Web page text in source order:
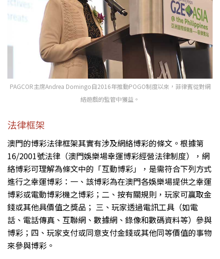
PAGCOR主席Andrea Domingo自2016年推動POGO制度以來，菲律賓從對網
絡遊戲的監管中獲益。
法律框架
澳門的博彩法律框架其實有涉及網絡博彩的條文。根據第
16/2001號法律（澳門娛樂場幸運博彩經營法律制度），網
絡博彩可理解為條文中的「互動博彩」，是需符合下列方式
進行之幸運博彩：一、該博彩為在澳門各娛樂場提供之幸運
博彩或電動博彩機之博彩；二、按有關規則，玩家可贏取金
錢或其他具價值之獎品； 三、玩家透過電訊工具（如電
話、電話傳真、互聯網、數據網、錄像和數碼資料等）參與
博彩；四、玩家支付或同意支付金錢或其他同等價值的事物
來參與博彩。